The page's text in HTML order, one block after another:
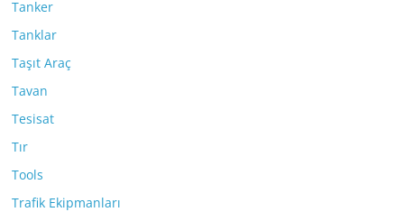
Tanker
Tanklar
Taşıt Araç
Tavan
Tesisat
Tır
Tools
Trafik Ekipmanları